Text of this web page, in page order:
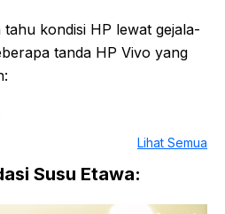
tahu kondisi HP lewat gejala-
tanda HP Vivo yang
Lihat Semua
Susu Etawa: